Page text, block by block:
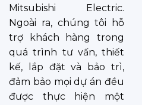
Mitsubishi Electric.
Ngoài ra, chúng tôi hỗ
trợ khách hàng trong
quá trình tư vấn, thiết
kế, lắp đặt và bảo trì,
đảm bảo mọi dự án đều
được thực hiện một